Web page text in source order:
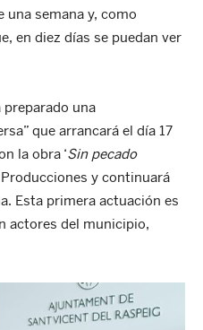
una semana y, como
en diez días se puedan ver
preparado una
que arrancará el día 17
la obra ‘Sin pecado
Producciones y continuará
Esta primera actuación es
actores del municipio,